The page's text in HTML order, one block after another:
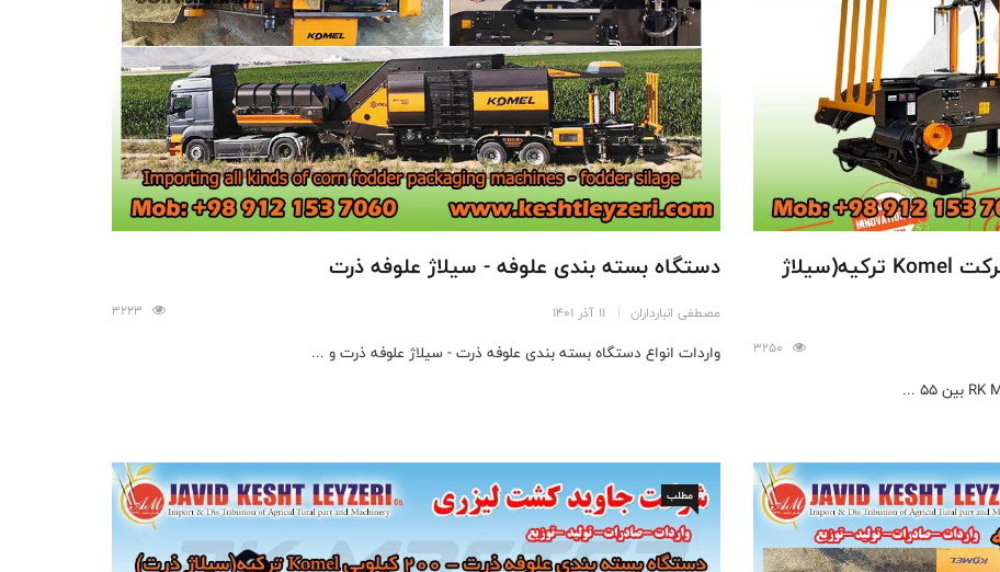
دستگاه بسته بندی علوفه -۷۰۰ کیلویی شرکت Komel ترکیه(سیلاژ
دستگاه بسته بندی علوفه - سیلاژ علوفه ذرت
مصطفی انبارداران 11 آذر 1401
واردات انواع دستگاه بسته بندی علوفه ذرت - سیلاژ علوفه ذرت و ...
مطلب